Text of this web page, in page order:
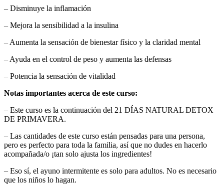
– Disminuye la inflamación
– Mejora la sensibilidad a la insulina
– Aumenta la sensación de bienestar físico y la claridad mental
– Ayuda en el control de peso y aumenta las defensas
– Potencia la sensación de vitalidad
Notas importantes acerca de este curso:
– Este curso es la continuación del 21 DÍAS NATURAL DETOX
DE PRIMAVERA.
– Las cantidades de este curso están pensadas para una persona,
pero es perfecto para toda la familia, así que no dudes en hacerlo
acompañada/o ¡tan solo ajusta los ingredientes!
– Eso sí, el ayuno intermitente es solo para adultos. No es necesario
que los niños lo hagan.